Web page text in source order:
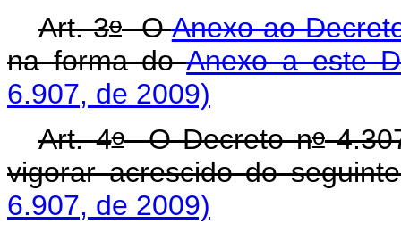
Art. 3oOAnexo ao
na forma doAnexo a este
6.907, de 2009)
Art. 4oO Decreto no
vigorar acrescido do
6.907, de 2009)